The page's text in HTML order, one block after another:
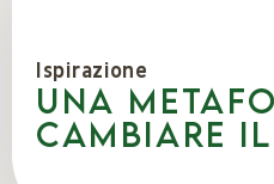
Ispirazione
Una
cambiare